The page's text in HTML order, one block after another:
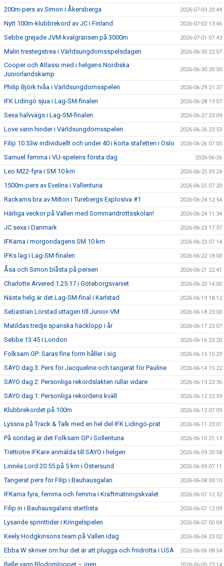
200m-pers av Simon i Åkersberga 2026-07-03 20:44
Nytt 100m-klubbrekord av JC i Finland 2026-07-02 13:46
Sebbe grejade JVM-kvalgränsen på 3000m 2026-07-01 07:43
Malin trestegstrea i Världsungdomsspelsdagen 2026-06-30 22:07
Cooper och Atlassi med i helgens Nordiska
Juniorlandskamp
2026-06-30 20:50
Philip Björk tvåa i Världsungdomsspelen 2026-06-29 21:37
IFK Lidingö sjua i Lag-SM-finalen 2026-06-28 19:07
Sexa halvvägs i Lag-SM-finalen 2026-06-27 23:09
Love vann hinder i Världsungdomsspelen 2026-06-26 23:53
Filip 10.53w individuellt och under 40 i korta stafetten i Oslo 2026-06-26 07:05
Samuel femma i VU-spelens första dag 2026-06-26
Leo M22-fyra i SM 10 km 2026-06-25 09:24
1500m-pers av Evelina i Vallentuna 2026-06-25 07:20
Rackarns bra av Milton i Turebergs Explosiva #1 2026-06-24 12:54
Härliga veckor på Vallen med Sommaridrottsskolan! 2026-06-24 11:34
JC sexa i Danmark 2026-06-23 17:37
IFKarna i morgondagens SM 10 km 2026-06-23 07:14
IFKs lag i Lag-SM-finalen 2026-06-22 18:00
Åsa och Simon blåsta på persen 2026-06-21 22:41
Charlotte Arvered 1:25:17 i Göteborgsvarvet 2026-06-20 14:00
Nästa helg är det Lag-SM-final i Karlstad 2026-06-19 18:12
Sebastian Lörstad uttagen till Junior-VM 2026-06-18 23:00
Matildas tredje spanska häcklopp i år 2026-06-17 23:07
Sebbe 13:45 i London 2026-06-16 23:20
Folksam GP: Saras fina form håller i sig 2026-06-15 15:29
SAYO dag 3: Pers för Jacqueline och tangerat för Pauline 2026-06-14 15:22
SAYO dag 2: Personliga rekordslakten rullar vidare 2026-06-13 23:36
SAYO dag 1: Personliga rekordens kväll 2026-06-12 22:59
Klubbrekordet på 100m 2026-06-12 07:09
Lyssna på Track & Talk med en hel del IFK Lidingö-prat 2026-06-11 23:01
På söndag är det Folksam GP i Sollentuna 2026-06-10 21:13
Trettiotre IFKare anmälda till SAYO i helgen 2026-06-09 20:58
Linnéa Lord 20:55 på 5 km i Östersund 2026-06-09 07:11
Tangerat pers för Filip i Bauhausgalan 2026-06-08 00:10
IFKarna fyra, femma och femma i Kraftmätningskvalet 2026-06-07 12:32
Filip in i Bauhausgalans startlista 2026-06-07 12:09
Lysande sprinttider i Kringelspelen 2026-06-07 00:04
Keely Hodgkinsons team på Vallen idag 2026-06-06 23:02
Ebba W skriver om hur det är att plugga och friidrotta i USA 2026-06-06 08:54
Belle vann Blodomloppet – igen